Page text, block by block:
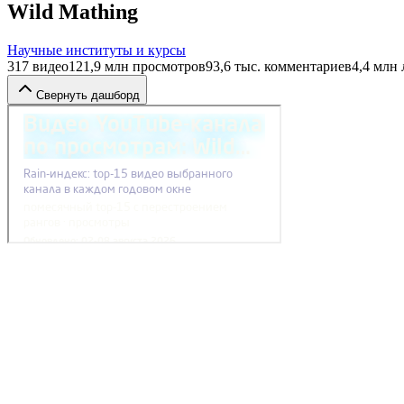
Wild Mathing
Научные институты и курсы
317 видео121,9 млн просмотров93,6 тыс. комментариев4,4 млн
Свернуть дашборд